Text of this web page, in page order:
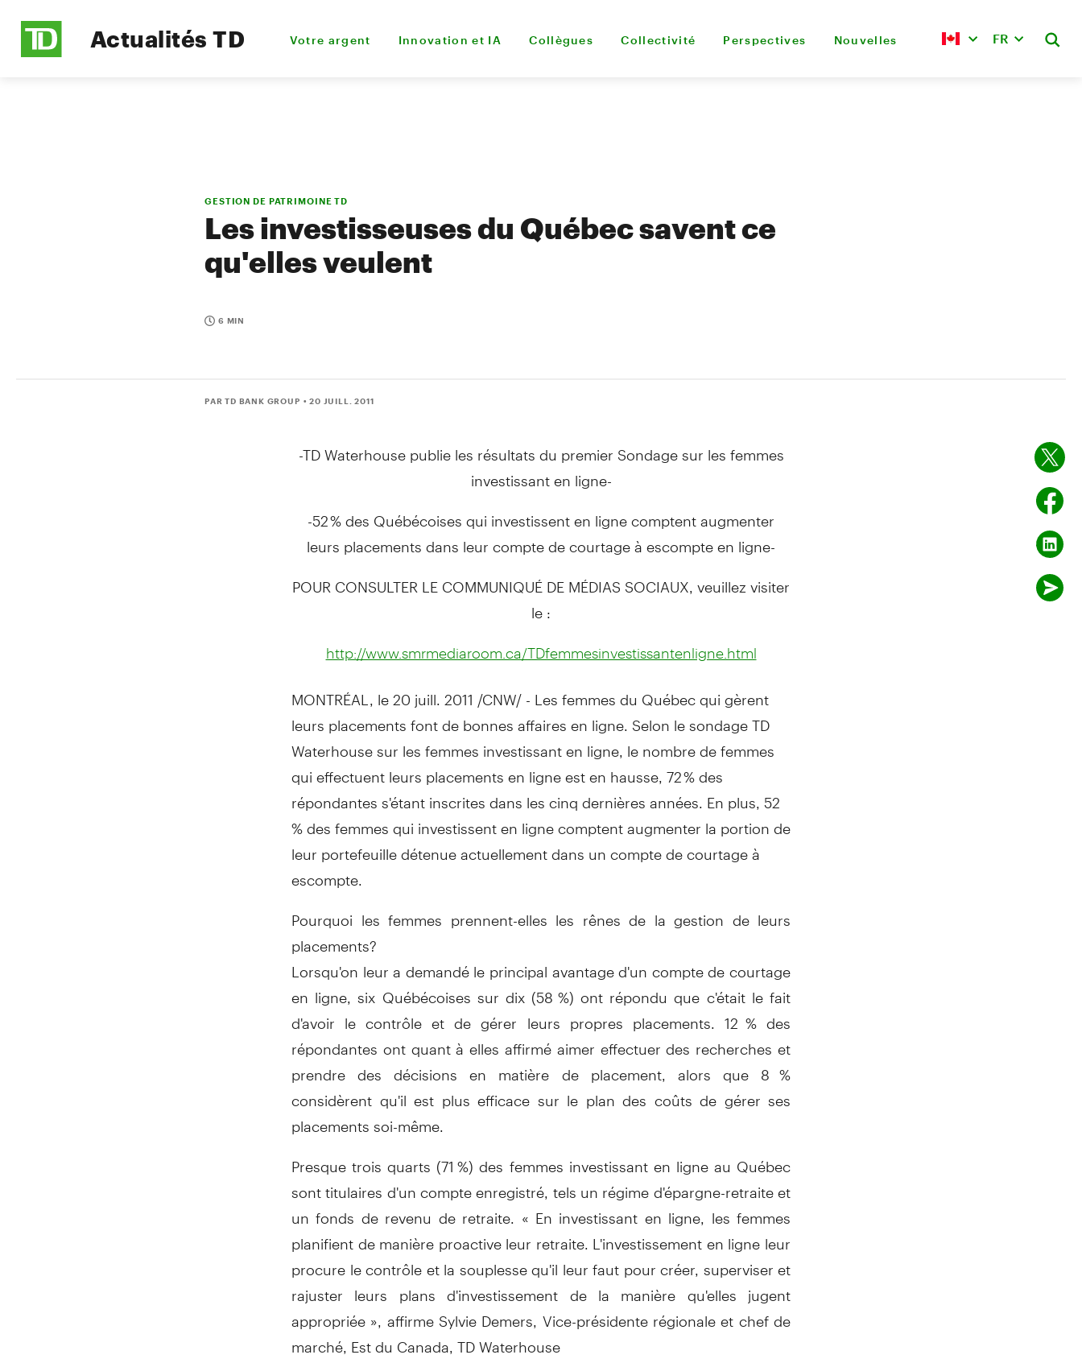
Actualités TD Votre argent Innovation et IA Collègues Collectivité Perspectives Nouvelles FR
GESTION DE PATRIMOINE TD
Les investisseuses du Québec savent ce
qu'elles veulent
6 MIN
PAR TD BANK GROUP • 20 JUILL. 2011
-TD Waterhouse publie les résultats du premier Sondage sur les femmes
investissant en ligne-
-52 % des Québécoises qui investissent en ligne comptent augmenter
leurs placements dans leur compte de courtage à escompte en ligne-
POUR CONSULTER LE COMMUNIQUÉ DE MÉDIAS SOCIAUX, veuillez visiter
le :
http://www.smrmediaroom.ca/TDfemmesinvestissantenligne.html
MONTRÉAL, le 20 juill. 2011 /CNW/ - Les femmes du Québec qui gèrent
leurs placements font de bonnes affaires en ligne. Selon le sondage TD
Waterhouse sur les femmes investissant en ligne, le nombre de femmes
qui effectuent leurs placements en ligne est en hausse, 72 % des
répondantes s'étant inscrites dans les cinq dernières années. En plus, 52
% des femmes qui investissent en ligne comptent augmenter la portion de
leur portefeuille détenue actuellement dans un compte de courtage à
escompte.
Pourquoi les femmes prennent-elles les rênes de la gestion de leurs
placements?
Lorsqu'on leur a demandé le principal avantage d'un compte de courtage
en ligne, six Québécoises sur dix (58 %) ont répondu que c'était le fait
d'avoir le contrôle et de gérer leurs propres placements. 12 % des
répondantes ont quant à elles affirmé aimer effectuer des recherches et
prendre des décisions en matière de placement, alors que 8 %
considèrent qu'il est plus efficace sur le plan des coûts de gérer ses
placements soi-même.
Presque trois quarts (71 %) des femmes investissant en ligne au Québec
sont titulaires d'un compte enregistré, tels un régime d'épargne-retraite et
un fonds de revenu de retraite. « En investissant en ligne, les femmes
planifient de manière proactive leur retraite. L'investissement en ligne leur
procure le contrôle et la souplesse qu'il leur faut pour créer, superviser et
rajuster leurs plans d'investissement de la manière qu'elles jugent
appropriée », affirme Sylvie Demers, Vice-présidente régionale et chef de
marché, Est du Canada, TD Waterhouse